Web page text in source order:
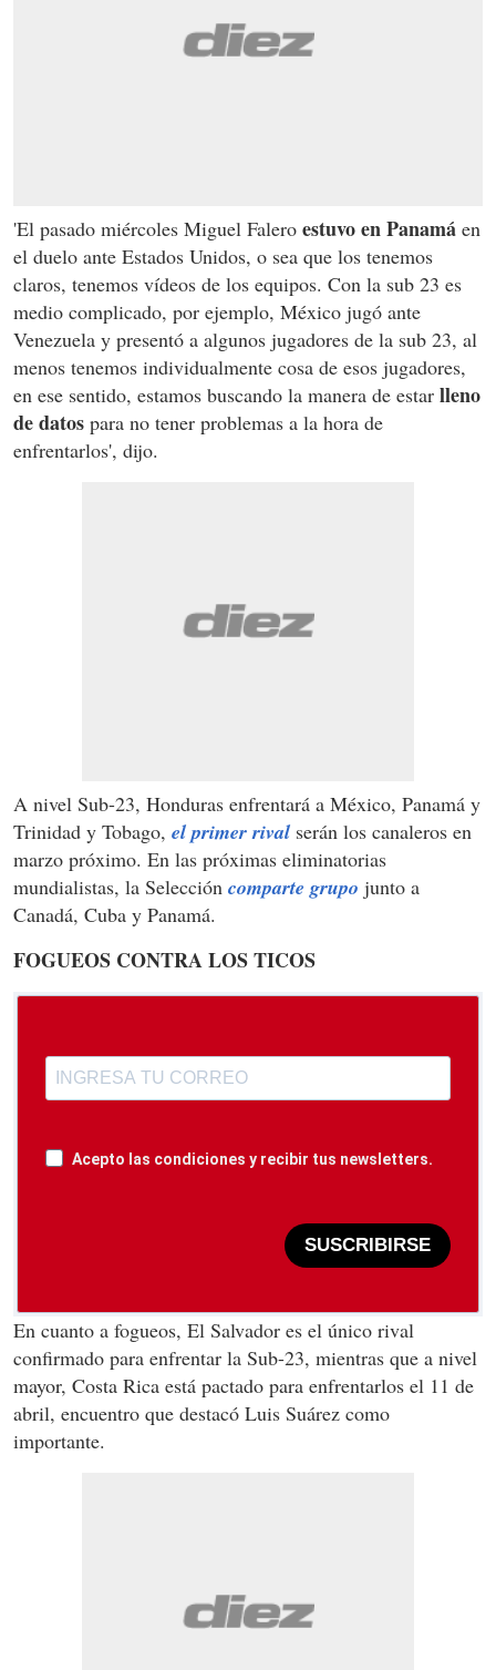
'El pasado miércoles Miguel Falero estuvo en Panamá en
el duelo ante Estados Unidos, o sea que los tenemos
claros, tenemos vídeos de los equipos. Con la sub 23 es
medio complicado, por ejemplo, México jugó ante
Venezuela y presentó a algunos jugadores de la sub 23, al
menos tenemos individualmente cosa de esos jugadores,
en ese sentido, estamos buscando la manera de estar lleno
de datos para no tener problemas a la hora de
enfrentarlos', dijo.
A nivel Sub-23, Honduras enfrentará a México, Panamá y
Trinidad y Tobago, el primer rival serán los canaleros en
marzo próximo. En las próximas eliminatorias
mundialistas, la Selección comparte grupo junto a
Canadá, Cuba y Panamá.
FOGUEOS CONTRA LOS TICOS
Acepto las condiciones y recibir tus newsletters.
SUSCRIBIRSE
En cuanto a fogueos, El Salvador es el único rival
confirmado para enfrentar la Sub-23, mientras que a nivel
mayor, Costa Rica está pactado para enfrentarlos el 11 de
abril, encuentro que destacó Luis Suárez como
importante.